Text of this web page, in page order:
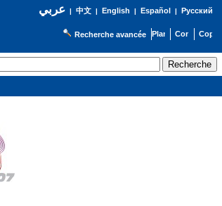
عربي| 中文| English | Español | Русский
Recherche avancée